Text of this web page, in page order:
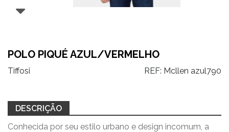
POLO PIQUÉ AZUL/VERMELHO
Tiffosi REF: Mcllen azul790
DESCRIÇÃO
Conhecida por seu estilo urbano e design incomum, a